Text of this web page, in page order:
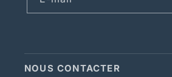
NOUS CONTACTER